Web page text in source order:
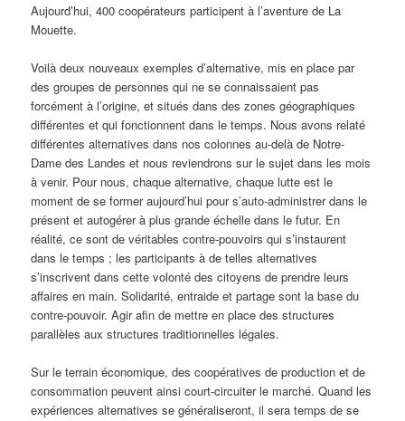
Aujourd’hui, 400 coopérateurs participent à l’aventure de La
Mouette.
Voilà deux nouveaux exemples d’alternative, mis en place par
des groupes de personnes qui ne se connaissaient pas
forcément à l’origine, et situés dans des zones géographiques
différentes et qui fonctionnent dans le temps. Nous avons relaté
différentes alternatives dans nos colonnes au-delà de Notre-
Dame des Landes et nous reviendrons sur le sujet dans les mois
à venir. Pour nous, chaque alternative, chaque lutte est le
moment de se former aujourd’hui pour s’auto-administrer dans le
présent et autogérer à plus grande échelle dans le futur. En
réalité, ce sont de véritables contre-pouvoirs qui s’instaurent
dans le temps ; les participants à de telles alternatives
s’inscrivent dans cette volonté des citoyens de prendre leurs
affaires en main. Solidarité, entraide et partage sont la base du
contre-pouvoir. Agir afin de mettre en place des structures
parallèles aux structures traditionnelles légales.
Sur le terrain économique, des coopératives de production et de
consommation peuvent ainsi court-circuiter le marché. Quand les
expériences alternatives se généraliseront, il sera temps de se